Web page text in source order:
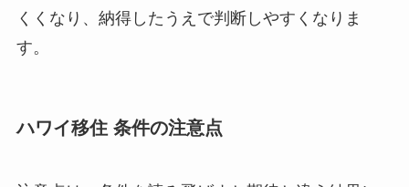
くくなり、納得したうえで判断しやすくなりま
す。
ハワイ移住 条件の注意点